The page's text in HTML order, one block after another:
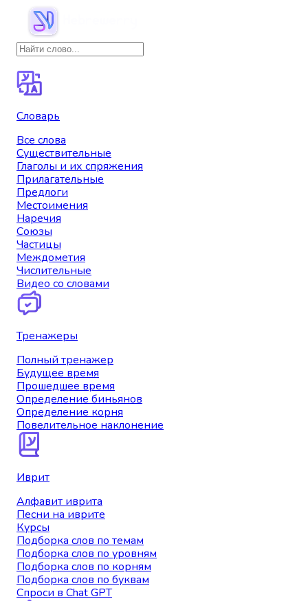
Словарь
Все слова
Существительные
Глаголы и их спряжения
Прилагательные
Предлоги
Местоимения
Наречия
Союзы
Частицы
Междометия
Числительные
Видео со словами
Тренажеры
Полный тренажер
Будущее время
Прошедшее время
Определение биньянов
Определение корня
Повелительное наклонение
Иврит
Алфавит иврита
Песни на иврите
Курсы
Подборка слов по темам
Подборка слов по уровням
Подборка слов по корням
Подборка слов по буквам
Спроси в Chat GPT